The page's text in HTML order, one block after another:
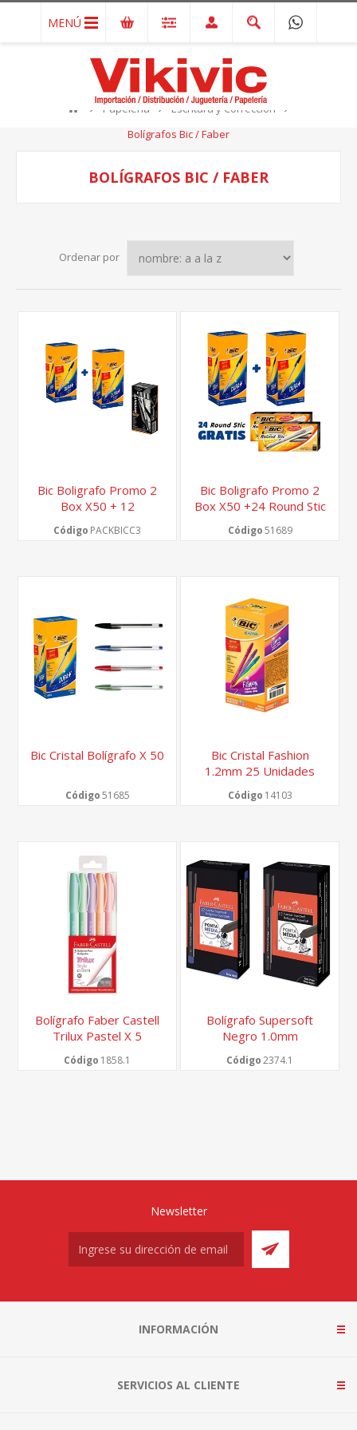
MENÚ
Papelería
Escritura y Corrección
Bolígrafos Bic / Faber
BOLÍGRAFOS BIC / FABER
Ordenar por
Bic Boligrafo Promo 2
Box X50 + 12
Marcadores X12 C/grip
Código PACKBICC3
Bic Boligrafo Promo 2
Box X50 +24 Round Stic
Gratis
Código51689
Bic Cristal Bolígrafo X 50
Código51685
Bic Cristal Fashion
1.2mm 25 Unidades
Código 14103
Bolígrafo Faber Castell
Trilux Pastel X 5
Código 1858.1
Bolígrafo Supersoft
Negro 1.0mm
Código2374.1
Newsletter
INFORMACIÓN
SERVICIOS AL CLIENTE